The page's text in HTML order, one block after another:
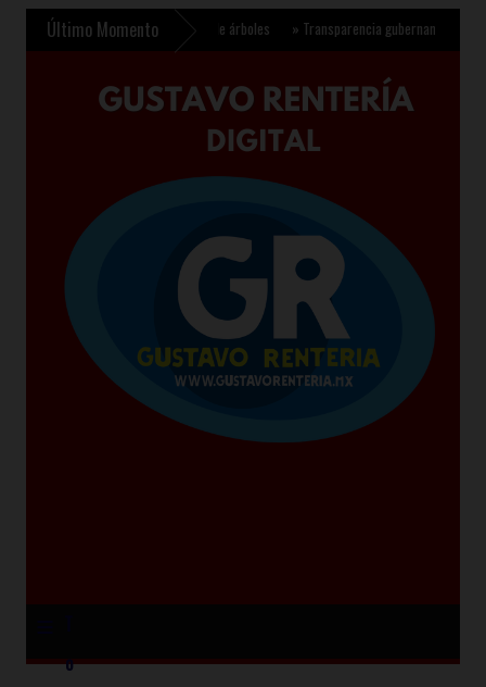
Último Momento
plantar 6.6 millones de árboles » Transparencia gubernamental se fortalece
o